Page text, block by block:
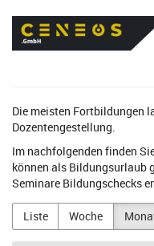
Zum
Haupt-
Inhalt
CENEOS
GmbH
Die meisten Fortbildungen
Dozentengestellung.
Im nachfolgenden finden
können als Bildungsurlaub
Seminare Bildungschecks
Liste Woche